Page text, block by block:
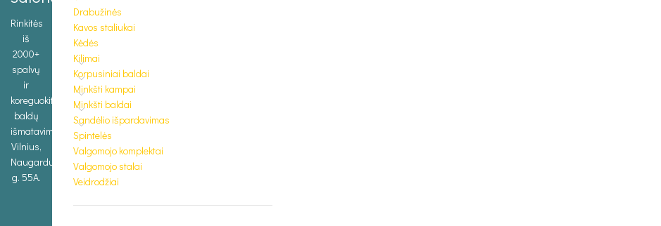
Rinkitės
iš
2000+
spalvų
ir
koreguokite
baldų
išmatavimus.
Vilnius,
Naugarduko
g. 55A.
Drabužinės
Kavos staliukai
Kėdės
Kilimai
Korpusiniai baldai
Minkšti kampai
Minkšti baldai
Sandėlio išpardavimas
Spintelės
Valgomojo komplektai
Valgomojo stalai
Veidrodžiai